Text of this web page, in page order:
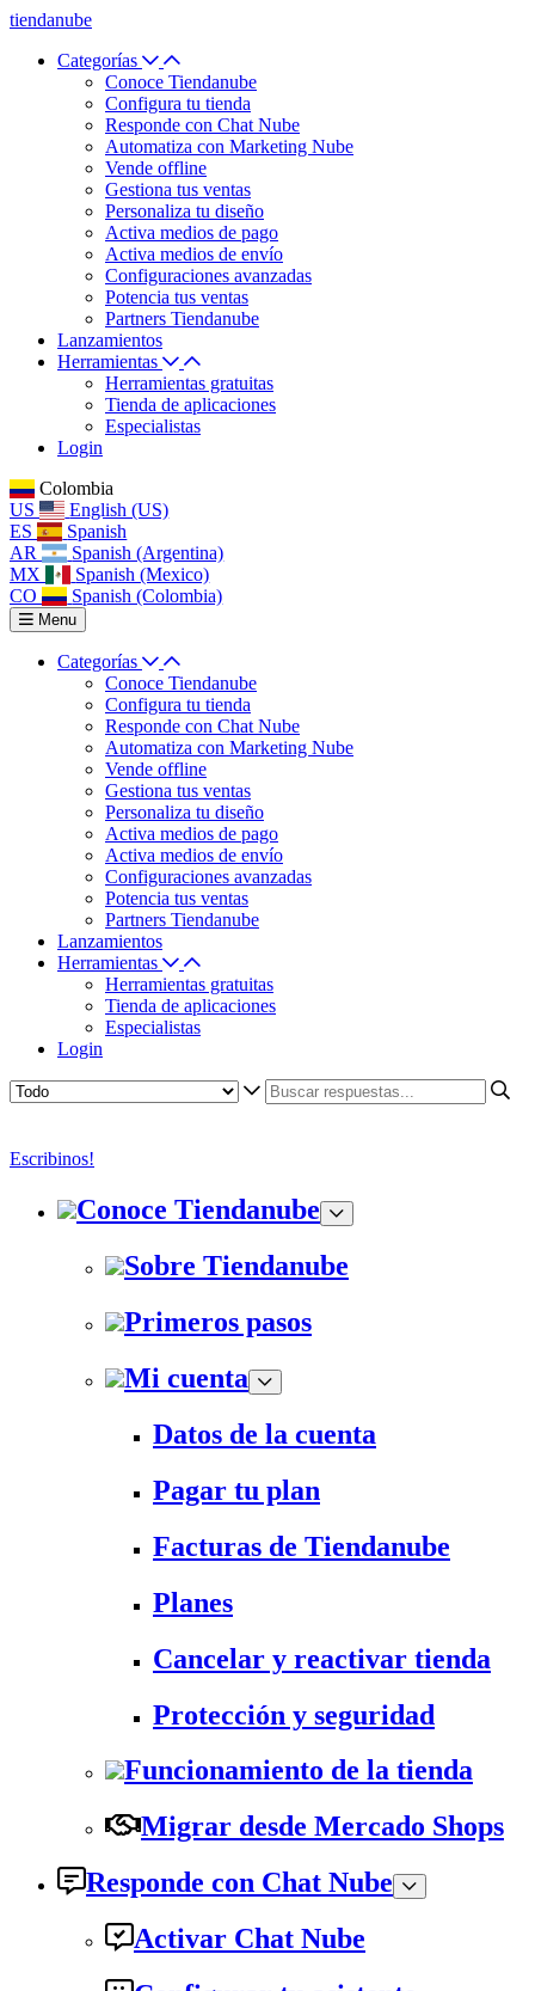
tiendanube
Categorías
Conoce Tiendanube
Configura tu tienda
Responde con Chat Nube
Automatiza con Marketing Nube
Vende offline
Gestiona tus ventas
Personaliza tu diseño
Activa medios de pago
Activa medios de envío
Configuraciones avanzadas
Potencia tus ventas
Partners Tiendanube
Lanzamientos
Herramientas
Herramientas gratuitas
Tienda de aplicaciones
Especialistas
Login
Colombia
US
English (US)
ES
Spanish
AR
Spanish (Argentina)
MX
Spanish (Mexico)
CO
Spanish (Colombia)
Menu
Categorías
Conoce Tiendanube
Configura tu tienda
Responde con Chat Nube
Automatiza con Marketing Nube
Vende offline
Gestiona tus ventas
Personaliza tu diseño
Activa medios de pago
Activa medios de envío
Configuraciones avanzadas
Potencia tus ventas
Partners Tiendanube
Lanzamientos
Herramientas
Herramientas gratuitas
Tienda de aplicaciones
Especialistas
Login
Escribinos!
Conoce Tiendanube
Sobre Tiendanube
Primeros pasos
Mi cuenta
Datos de la cuenta
Pagar tu plan
Facturas de Tiendanube
Planes
Cancelar y reactivar tienda
Protección y seguridad
Funcionamiento de la tienda
Migrar desde Mercado Shops
Responde con Chat Nube
Activar Chat Nube